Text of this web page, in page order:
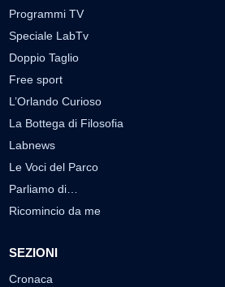
Programmi TV
Speciale LabTv
Doppio Taglio
Free sport
L’Orlando Curioso
La Bottega di Filosofia
Labnews
Le Voci del Parco
Parliamo di…
Ricomincio da me
SEZIONI
Cronaca